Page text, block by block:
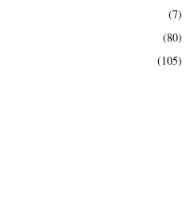
(7)
(80)
(105)